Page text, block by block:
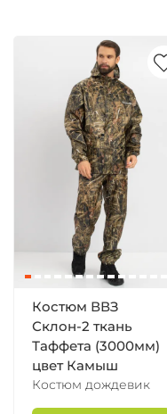
Костюм ВВЗ
Склон-2 ткань
Таффета (3000мм)
цвет Камыш
Костюм дождевик